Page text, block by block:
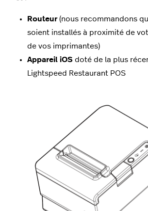
Routeur(nous recommandons
soient installés à proximité de
de vos imprimantes)
Appareil iOS doté de la plus
Lightspeed Restaurant POS